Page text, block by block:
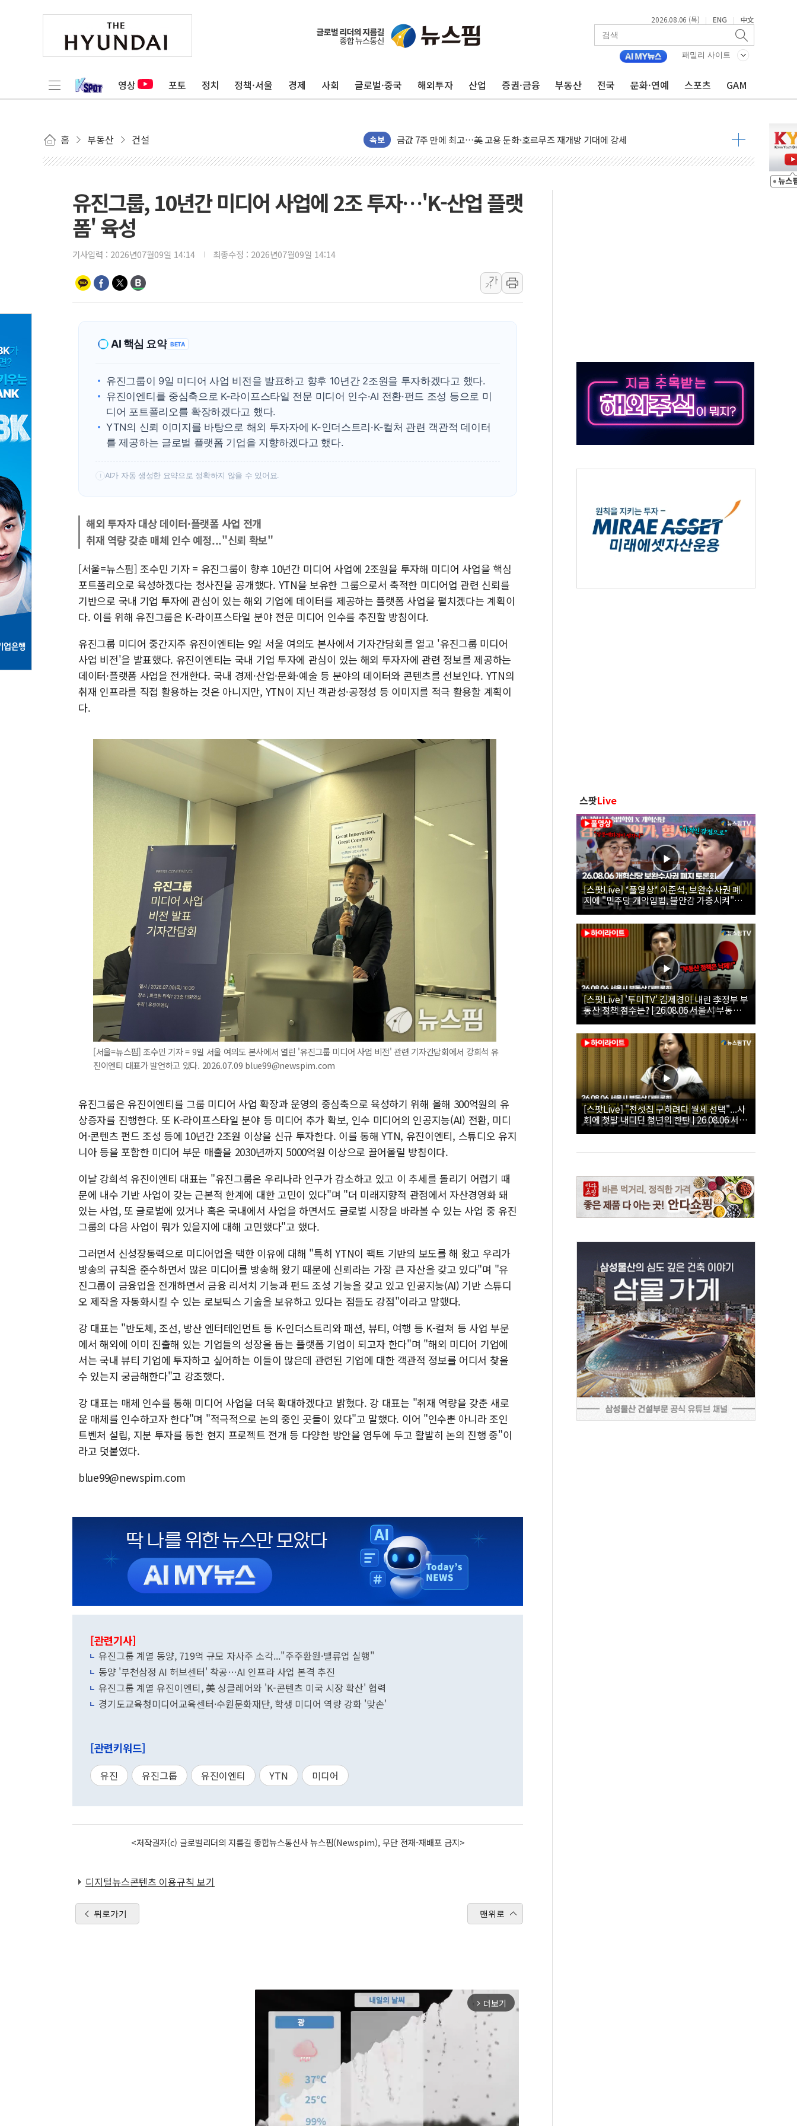
2026.08.06 (목) | ENG | 中文
패밀리 사이트
영상 포토 정치 정책·서울 경제 사회 글로벌·중국 해외투자 산업 증권·금융 부동산 전국 문화·연예 스포츠 GAM
홈 부동산 건설 속보
뉴욕증시 개장 전 특징주...모더나·아이온큐·도어대시↑ VS 샌디스크·피그마·앱러빈↓
뉴욕증시 프리뷰, 미 주가선물 AI주 차익실현 속 혼조세...웨스턴디지털·샌디스크↓
[인도증시] 중동 긴장 완화에 실적 호조까지, 상승...호실적 보고 기업 상승세 뚜렷
러, 1인칭시점 드론으로 우크라 민간인 '사파리' 공격… 시민들 공포감 극대화 전략
'월가의 황제' 다이먼 "금융시장 레버리지 위험수위…숨은 차입이 더 큰 변수"
[3보] 북, 원산서 동해로 단거리 탄도미사일 1발 발사… 올해 10번째·42일 만 도발
우크라 드론 전술, 중남미 콜롬비아에 새 안보 위기… 반군·마약카르텔이 습득해 전투 활용
동해해경, 독도 해상서 부유물 감긴 어선 구조
주한미군 "오산기지 누출, 백린 아닌 무해한 표면 부식 물질"
강원도 폭염특보 11일째…온열질환·가축 피해 최소화 '총력 대응'
[코인 시황] 비트코인, ETF 자금 유입에도 박스권…美 암호화폐 법안 처리 여부도 변수
유진그룹, 10년간 미디어 사업에 2조 투자…'K-산업 플랫
폼' 육성
기사입력 : 2026년07월09일 14:14 최종수정 : 2026년07월09일 14:14
가
가
AI 핵심 요약 BETA
유진그룹이 9일 미디어 사업 비전을 발표하고 향후 10년간 2조원을 투자하겠다고 했다.
유진이엔티를 중심축으로 K-라이프스타일 전문 미디어 인수·AI 전환·펀드 조성 등으로 미
디어 포트폴리오를 확장하겠다고 했다.
YTN의 신뢰 이미지를 바탕으로 해외 투자자에 K-인더스트리·K-컬처 관련 객관적 데이터
를 제공하는 글로벌 플랫폼 기업을 지향하겠다고 했다.
! AI가 자동 생성한 요약으로 정확하지 않을 수 있어요.
해외 투자자 대상 데이터·플랫폼 사업 전개
취재 역량 갖춘 매체 인수 예정..."신뢰 확보"
[서울=뉴스핌] 조수민 기자 = 유진그룹이 향후 10년간 미디어 사업에 2조원을 투자해 미디어 사업을 핵심
포트폴리오로 육성하겠다는 청사진을 공개했다. YTN을 보유한 그룹으로서 축적한 미디어업 관련 신뢰를
기반으로 국내 기업 투자에 관심이 있는 해외 기업에 데이터를 제공하는 플랫폼 사업을 펼치겠다는 계획이
다. 이를 위해 유진그룹은 K-라이프스타일 분야 전문 미디어 인수를 추진할 방침이다.
유진그룹 미디어 중간지주 유진이엔티는 9일 서울 여의도 본사에서 기자간담회를 열고 '유진그룹 미디어
사업 비전'을 발표했다. 유진이엔티는 국내 기업 투자에 관심이 있는 해외 투자자에 관련 정보를 제공하는
데이터·플랫폼 사업을 전개한다. 국내 경제·산업·문화·예술 등 분야의 데이터와 콘텐츠를 선보인다. YTN의
취재 인프라를 직접 활용하는 것은 아니지만, YTN이 지닌 객관성·공정성 등 이미지를 적극 활용할 계획이
다.
[서울=뉴스핌] 조수민 기자 = 9일 서울 여의도 본사에서 열린 '유진그룹 미디어 사업 비전' 관련 기자간담회에서 강희석 유
진이엔티 대표가 발언하고 있다. 2026.07.09 blue99@newspim.com
유진그룹은 유진이엔티를 그룹 미디어 사업 확장과 운영의 중심축으로 육성하기 위해 올해 300억원의 유
상증자를 진행한다. 또 K-라이프스타일 분야 등 미디어 추가 확보, 인수 미디어의 인공지능(AI) 전환, 미디
어·콘텐츠 펀드 조성 등에 10년간 2조원 이상을 신규 투자한다. 이를 통해 YTN, 유진이엔티, 스튜디오 유지
니아 등을 포함한 미디어 부문 매출을 2030년까지 5000억원 이상으로 끌어올릴 방침이다.
이날 강희석 유진이엔티 대표는 "유진그룹은 우리나라 인구가 감소하고 있고 이 추세를 돌리기 어렵기 때
문에 내수 기반 사업이 갖는 근본적 한계에 대한 고민이 있다"며 "더 미래지향적 관점에서 자산경영화 돼
있는 사업, 또 글로벌에 있거나 혹은 국내에서 사업을 하면서도 글로벌 시장을 바라볼 수 있는 사업 중 유진
그룹의 다음 사업이 뭐가 있을지에 대해 고민했다"고 했다.
그러면서 신성장동력으로 미디어업을 택한 이유에 대해 "특히 YTN이 팩트 기반의 보도를 해 왔고 우리가
방송의 규칙을 준수하면서 많은 미디어를 방송해 왔기 때문에 신뢰라는 가장 큰 자산을 갖고 있다"며 "유
진그룹이 금융업을 전개하면서 금융 리서치 기능과 펀드 조성 기능을 갖고 있고 인공지능(AI) 기반 스튜디
오 제작을 자동화시킬 수 있는 로보틱스 기술을 보유하고 있다는 점들도 강점"이라고 말했다.
강 대표는 "반도체, 조선, 방산 엔터테인먼트 등 K-인더스트리와 패션, 뷰티, 여행 등 K-컬쳐 등 사업 부문
에서 해외에 이미 진출해 있는 기업들의 성장을 돕는 플랫폼 기업이 되고자 한다"며 "해외 미디어 기업에
서는 국내 뷰티 기업에 투자하고 싶어하는 이들이 많은데 관련된 기업에 대한 객관적 정보를 어디서 찾을
수 있는지 궁금해한다"고 강조했다.
강 대표는 매체 인수를 통해 미디어 사업을 더욱 확대하겠다고 밝혔다. 강 대표는 "취재 역량을 갖춘 새로
운 매체를 인수하고자 한다"며 "적극적으로 논의 중인 곳들이 있다"고 말했다. 이어 "인수뿐 아니라 조인
트벤처 설립, 지분 투자를 통한 현지 프로젝트 전개 등 다양한 방안을 염두에 두고 활발히 논의 진행 중"이
라고 덧붙였다.
blue99@newspim.com
[관련기사]
유진그룹 계열 동양, 719억 규모 자사주 소각..."주주환원·밸류업 실행"
동양 '부천삼정 AI 허브센터' 착공…AI 인프라 사업 본격 추진
유진그룹 계열 유진이엔티, 美 싱클레어와 'K-콘텐츠 미국 시장 확산' 협력
경기도교육청미디어교육센터·수원문화재단, 학생 미디어 역량 강화 '맞손'
[관련키워드]
유진 유진그룹 유진이엔티 YTN 미디어
<저작권자(c) 글로벌리더의 지름길 종합뉴스통신사 뉴스핌(Newspim), 무단 전재-재배포 금지>
디지털뉴스콘텐츠 이용규칙 보기
뒤로가기 맨위로
arrow_forward_ios 더보기
스팟Live
[스팟Live] *풀영상* 이준석, 보완수사권 폐
지에 "민주당 개악입법, 불안감 가중시켜"｜
26.08.06 개혁신당 보완수사권 폐지 토론회
[스팟Live] '투미TV' 김제경이 내린 李정부 부
동산 정책 점수는? | 26.08.06 서울시 부동산
대토론회
[스팟Live] "전셋집 구하려다 월세 선택"...사
회에 첫발 내디딘 청년의 한탄 | 26.08.06 서울
시 부동산 대토론회